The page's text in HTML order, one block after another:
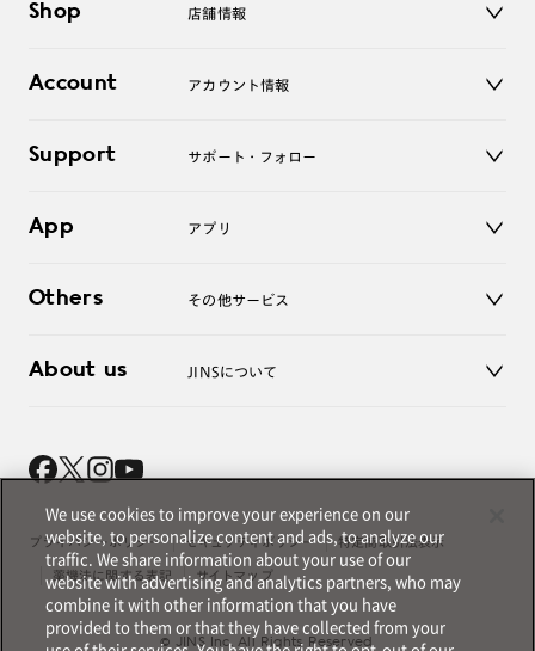
サングラス
コンタクトレンズ
アクセサリー
Shop 店舗情報
オンラインショップ
Account アカウント情報
ログアウト
Support サポート・フォロー
よくあるご質問
お問い合わせ
App アプリ
Others その他サービス
レンズ交換
About us JINSについて
採用情報
法人のお客様
出店について
プライバシーポリシー セキュリティポリシー 特定商取引法表示
薬機法に関する表記 サイトマップ
© JINS Inc. All Rights Reserved.
We use cookies to improve your experience on our
website, to personalize content and ads, to analyze our
traffic. We share information about your use of our
website with advertising and analytics partners, who may
combine it with other information that you have
provided to them or that they have collected from your